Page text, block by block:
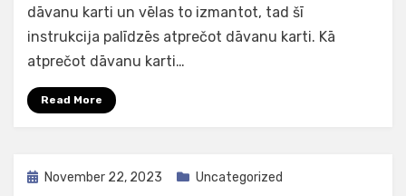
dāvanu karti un vēlas to izmantot, tad šī
instrukcija palīdzēs atprečot dāvanu karti. Kā
atprečot dāvanu karti…
Read More
PostedNovember 22, 2023 Uncategorized